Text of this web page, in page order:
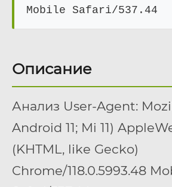
Mobile Safari/537.44
Описание
Анализ User-Agent:
Android 11; Mi 11)
(KHTML, like Gecko)
Chrome/118.0.5993.48